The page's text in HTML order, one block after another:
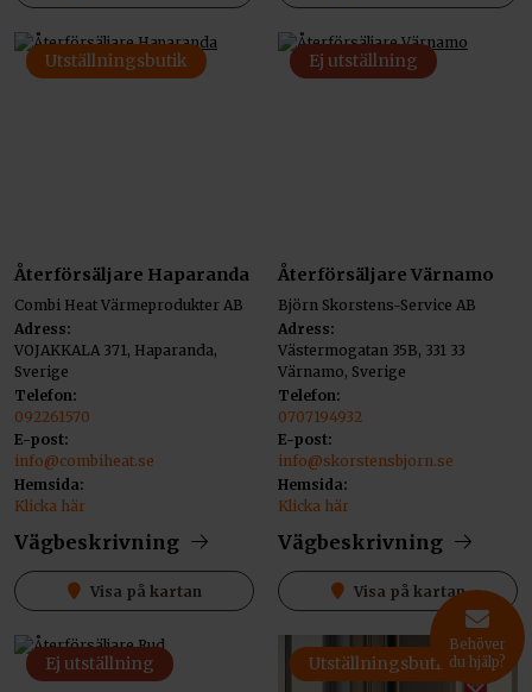
Utställningsbutik
Återförsäljare Haparanda
Combi Heat Värmeprodukter AB
Adress:
VOJAKKALA 371, Haparanda,
Sverige
Telefon:
092261570
E-post:
info@combiheat.se
Hemsida:
Klicka här
Vägbeskrivning
Visa på kartan
Ej utställning
Återförsäljare Värnamo
Björn Skorstens-Service AB
Adress:
Västermogatan 35B, 331 33
Värnamo, Sverige
Telefon:
0707194932
E-post:
info@skorstensbjorn.se
Hemsida:
Klicka här
Vägbeskrivning
Visa på kartan
Ej utställning Utställningsbutik
Behöver
du hjälp?